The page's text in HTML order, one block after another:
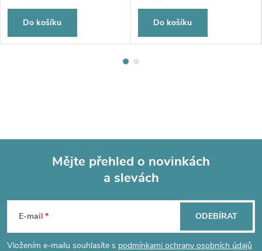
Do košíku Do košíku
Mějte přehled o novinkách
a slevách
E-mail
Vložením e-mailu souhlasíte s podmínkami ochrany osobních údajů
ODEBÍRAT